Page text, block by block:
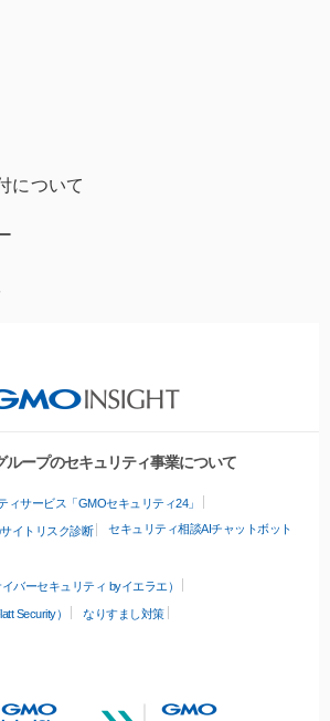
について
ループのセキュリティ事業について
ィサービス「GMOセキュリティ24」
イトリスク診断 セキュリティ相談AIチャットボット
バーセキュリティ byイエラエ）
Security）
なりすまし対策